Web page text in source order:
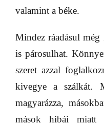
valamint a béke.
Mindez ráadásul még
is párosulhat.
szeret azzal
kivegye a szálkát.
magyarázza,
mások hibái miatt